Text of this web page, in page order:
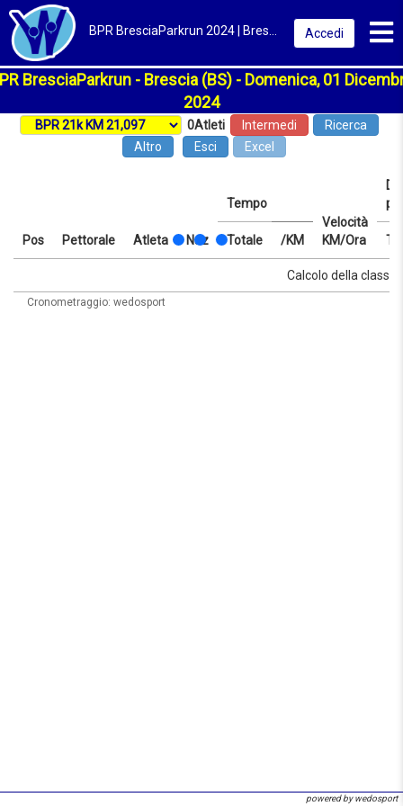
Accedi
BresciaParkrun - Brescia (BS) - Domenica, 01
2024
0Atleti Intermedi
Ricerca
Altro
Esci Excel
Pos Pettorale Atleta Naz
Tempo
Velocità
KM/Ora
Totale /KM
Velocità
/KM
Calcolo della
Cronometraggio: wedosport
powered by wedosport